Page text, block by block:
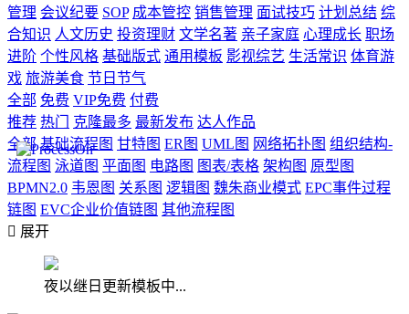
管理 会议纪要 SOP 成本管控 销售管理 面试技巧 计划总结 综
合知识 人文历史 投资理财 文学名著 亲子家庭 心理成长 职场
进阶 个性风格 基础版式 通用模板 影视综艺 生活常识 体育游
戏 旅游美食 节日节气
全部 免费 VIP免费 付费
推荐 热门 克隆最多 最新发布 达人作品
全部 基础流程图 甘特图 ER图 UML图 网络拓扑图 组织结构-
流程图 泳道图 平面图 电路图 图表/表格 架构图 原型图
BPMN2.0 韦恩图 关系图 逻辑图 魏朱商业模式 EPC事件过程
链图 EVC企业价值链图 其他流程图
 展开
夜以继日更新模板中...